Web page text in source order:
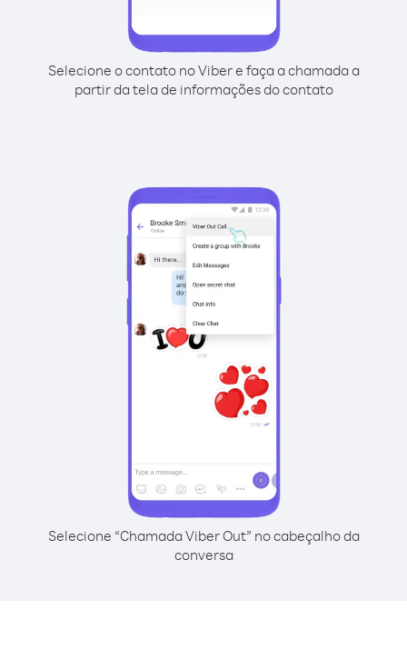
Selecione o contato no Viber e faça a chamada a
partir da tela de informações do contato
Selecione “Chamada Viber Out” no cabeçalho da
conversa